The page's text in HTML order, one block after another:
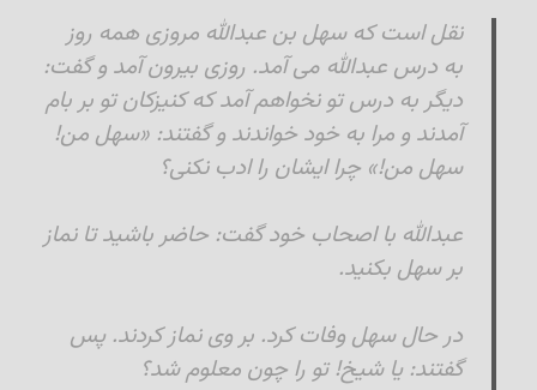
نقل است که سهل بن عبدالله مروزی همه روز
به درس عبدالله می آمد. روزی بيرون آمد و گفت:
دیگر به درس تو نخواهم آمد که کنیزکان تو بر بام
آمدند و مرا به خود خواندند و گفتند: «سهل من!
سهل من!» چرا ایشان را ادب نکنی؟
عبدالله با اصحاب خود گفت: حاضر باشید تا نماز
بر سهل بکنید.
در حالسهل وفات کرد. بر وی نماز کردند. پس
گفتند: یا شیخ! تو را چون معلوم شد؟